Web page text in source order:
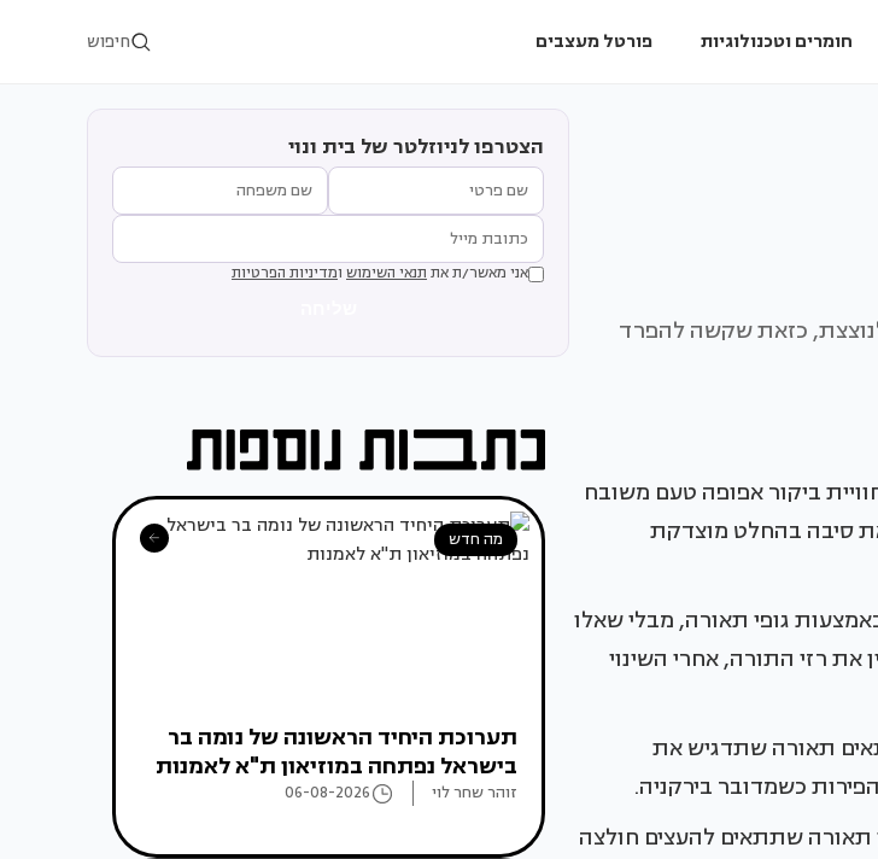
חומרים וטכנולוגיות פורטל מעצבים חיפוש
לנוצצת, כזאת שקשה להפרד
ביקור אפופה טעם משובח
סיבה בהחלט מוצדקת
גופי תאורה, מבלי שאלו
את רזי התורה, אחרי השינוי
תאורה שתדגיש את
כשמדובר בירקניה.
תאורה שתתאים להעצים חולצה
הצטרפו לניוזלטר של בית ונוי
אני מאשר/ת את תנאי השימוש ומדיניות הפרטיות
מה חדש
תערוכת היחיד הראשונה של נומה בר
בישראל נפתחה במוזיאון ת"א לאמנות
זוהר שחר לוי 06-08-2026